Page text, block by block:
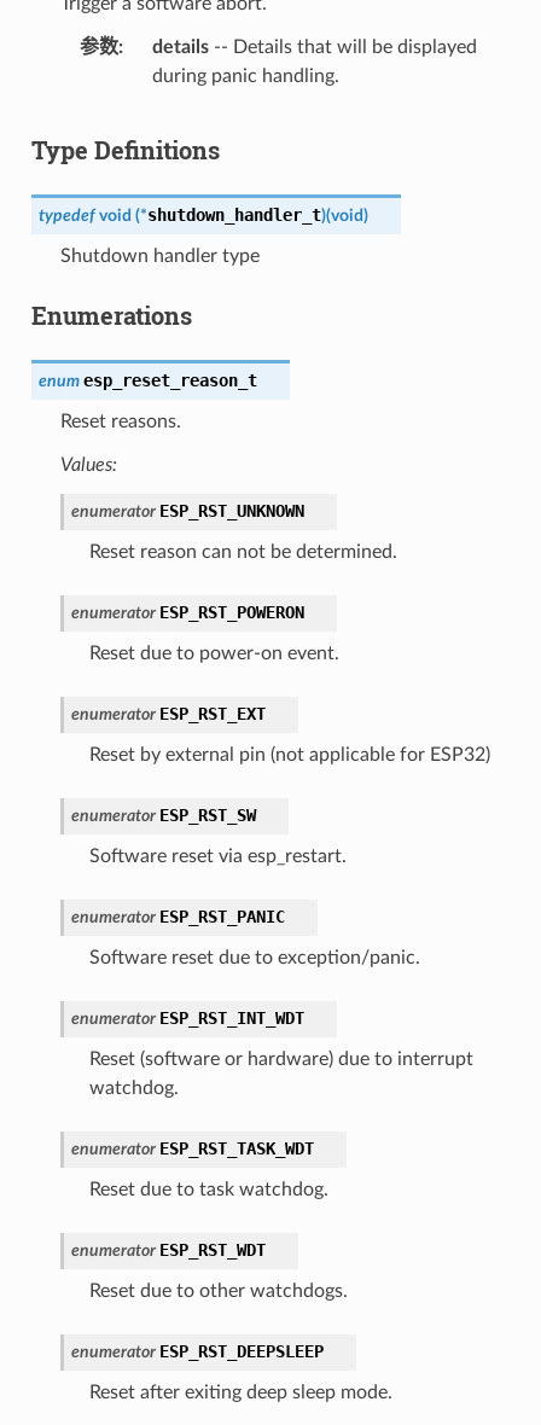
参数 details-- Details that will be displayed
during panic handling.
Type Definitions
typedef void (*shutdown_handler_t)(void)
Shutdown handler type
Enumerations
enum esp_reset_reason_t
Reset reasons.
Values:
enumerator ESP_RST_UNKNOWN
Reset reason can not be determined.
enumerator ESP_RST_POWERON
Reset due to power-on event.
enumerator ESP_RST_EXT
Reset by external pin (not applicable for ESP32)
enumerator ESP_RST_SW
Software reset via esp_restart.
enumerator ESP_RST_PANIC
Software reset due to exception/panic.
enumerator ESP_RST_INT_WDT
Reset (software or hardware) due to interrupt
watchdog.
enumerator ESP_RST_TASK_WDT
Reset due to task watchdog.
enumerator ESP_RST_WDT
Reset due to other watchdogs.
enumerator ESP_RST_DEEPSLEEP
Reset after exiting deep sleep mode.